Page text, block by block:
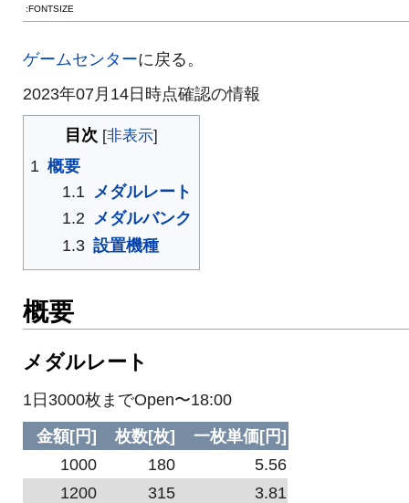
:FONTSIZE
ゲームセンターに戻る。
2023年07月14日時点確認の情報
目次
1 概要
1.1
メダルレート
1.2 メダルバンク
1.3 設置機種
概要
メダルレート
1日3000枚までOpen〜18:00
金額[円]
枚数[枚]
一枚単価[円]
1000
180
5.56
1200
315
3.81